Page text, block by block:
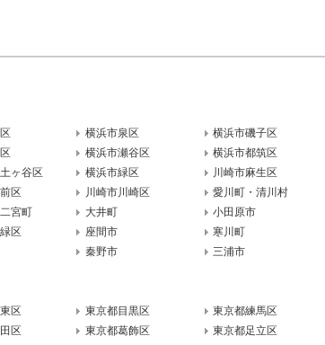
横浜市泉区 横浜市磯子区
横浜市瀬谷区 横浜市都筑区
ヶ谷区 横浜市緑区 川崎市麻生区
区 川崎市川崎区 愛川町・清川村
宮町 大井町 小田原市
区 座間市 寒川町
秦野市 三浦市
区 東京都目黒区 東京都練馬区
区 東京都葛飾区 東京都足立区